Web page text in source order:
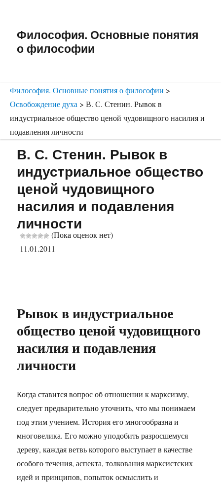
Философия. Основные понятия
о философии
Философия. Основные понятия о философии >
Освобождение духа > В. С. Стенин. Рывок в
индустриальное общество ценой чудовищного насилия и
подавления личности
В. С. Стенин. Рывок в
индустриальное общество
ценой чудовищного
насилия и подавления
личности
(Пока оценок нет)
11.01.2011
Рывок в индустриальное
общество ценой чудовищного
насилия и подавления
личности
Когда ставится вопрос об отношении к марксизму,
следует предварительно уточнить, что мы понимаем
под этим учением. История его многообразна и
многовелика. Его можно уподобить разросшемуся
дереву, каждая ветвь которого выступает в качестве
особого течения, аспекта, толкования марксистских
идей и принципов, попыток осмыслить и